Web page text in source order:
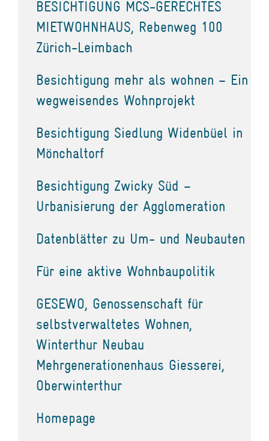
BESICHTIGUNG MCS-GERECHTES
MIETWOHNHAUS, Rebenweg 100
Zürich-Leimbach
Besichtigung mehr als wohnen – Ein
wegweisendes Wohnprojekt
Besichtigung Siedlung Widenbüel in
Mönchaltorf
Besichtigung Zwicky Süd –
Urbanisierung der Agglomeration
Datenblätter zu Um- und Neubauten
Für eine aktive Wohnbaupolitik
GESEWO, Genossenschaft für
selbstverwaltetes Wohnen,
Winterthur Neubau
Mehrgenerationenhaus Giesserei,
Oberwinterthur
Homepage